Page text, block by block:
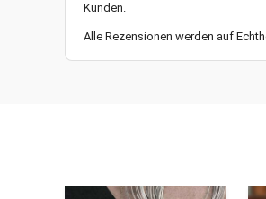
Kunden.
Alle Rezensionen werden auf